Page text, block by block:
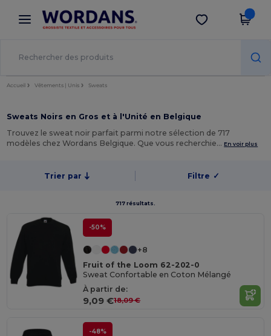
× Appli Wordans
Meilleurs prix sur l’app !
Obtenir l'appli
Accueil Vêtements | Unis Sweats
Sweats Noirs en Gros et à l'Unité en Belgique
Trouvez le sweat noir parfait parmi notre sélection de 717
modèles chez Wordans Belgique. Que vous recherchie… En voir plus
Trier par Filtre ✓
717 résultats.
-50%
+8
Fruit of the Loom 62-202-0
Sweat Confortable en Coton Mélangé
À partir de:
9,09 €18,09 €
-48%